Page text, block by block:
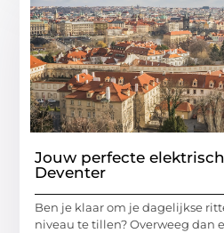
Jouw perfecte
Deventer
Ben je klaar om je dagelijkse
niveau te tillen? Overweeg dan